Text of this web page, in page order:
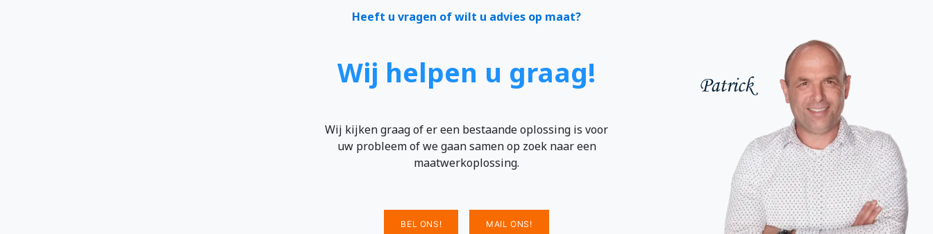
Heeft u vragen of wilt u advies op maat?
Wij helpen u graag!
Wij kijken graag of er een bestaande oplossing is voor
uw probleem of we gaan samen op zoek naar een
maatwerkoplossing.
BEL ONS! MAIL ONS!